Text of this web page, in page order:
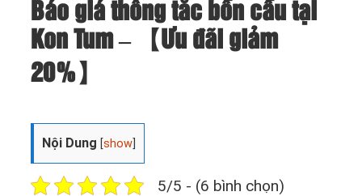
Báo giá thông tắc bồn cầu tại
Kon Tum – 【Ưu đãi giảm
20%】
Nội Dung [show
5/5 - (6 bình chọn)